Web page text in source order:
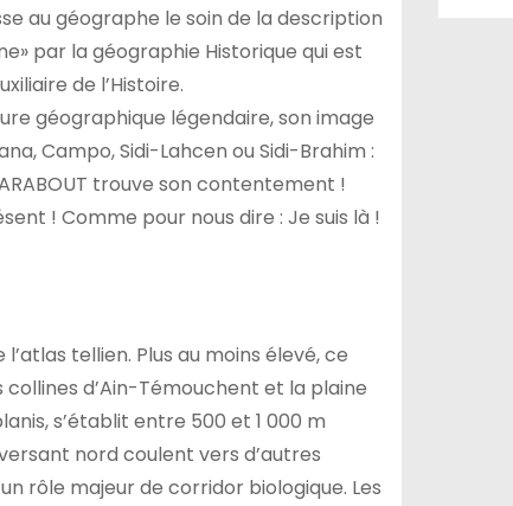
au géographe le soin de la description
par la géographie Historique qui est
de l’Histoire.
géographique légendaire, son image
Campo, Sidi-Lahcen ou Sidi-Brahim :
trouve son contentement !
! Comme pour nous dire : Je suis là !
tellien. Plus au moins élevé, ce
d’Ain-Témouchent et la plaine
s’établit entre 500 et 1 000 m
versant nord coulent vers d’autres
rôle majeur de corridor biologique. Les